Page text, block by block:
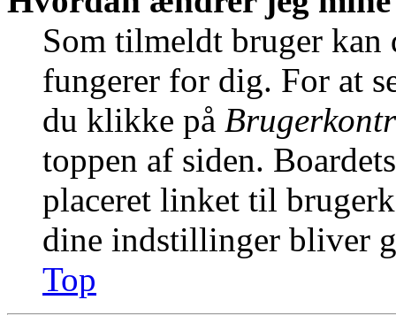
Som tilmeldt bruger kan
fungerer for dig. For at
du klikke på
toppen af siden.
placeret linket til
dine indstillinger bliver
Top